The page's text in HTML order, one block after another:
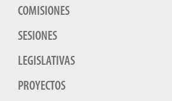
COMISIONES
SESIONES
LEGISLATIVAS
PROYECTOS